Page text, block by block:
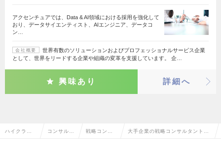
アクセンチュアでは、Data & AI領域における採用を強化して
おり、データサイエンティスト、AIエンジニア、データコ
ン…
会社概要
世界有数のソリューションおよびプロフェッショナルサービス企業
として、世界をリードする企業や組織の変革を支援しています。 企…
興味あり 詳細へ
ハイクラス コンサルタ 戦略コンサ 大手企業の戦略コンサルタントの